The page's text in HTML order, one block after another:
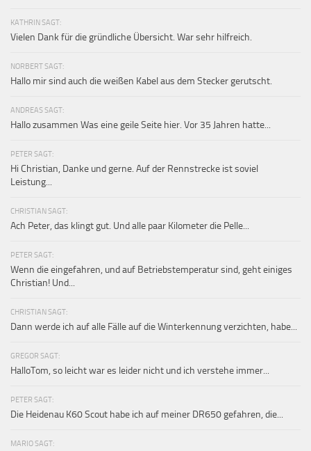
KATHRIN SAGT:
Vielen Dank für die gründliche Übersicht. War sehr hilfreich.
NORBERT SAGT:
Hallo mir sind auch die weißen Kabel aus dem Stecker gerutscht.
ANDREAS SAGT:
Hallo zusammen Was eine geile Seite hier. Vor 35 Jahren hatte...
PETER SAGT:
Hi Christian, Danke und gerne. Auf der Rennstrecke ist soviel
Leistung...
CHRISTIAN SAGT:
Ach Peter, das klingt gut. Und alle paar Kilometer die Pelle...
PETER SAGT:
Wenn die eingefahren, und auf Betriebstemperatur sind, geht einiges
Christian! Und...
CHRISTIAN SAGT:
Dann werde ich auf alle Fälle auf die Winterkennung verzichten, habe...
GREGOR SAGT:
HalloTom, so leicht war es leider nicht und ich verstehe immer...
PETER SAGT:
Die Heidenau K60 Scout habe ich auf meiner DR650 gefahren, die...
MARIO SAGT: